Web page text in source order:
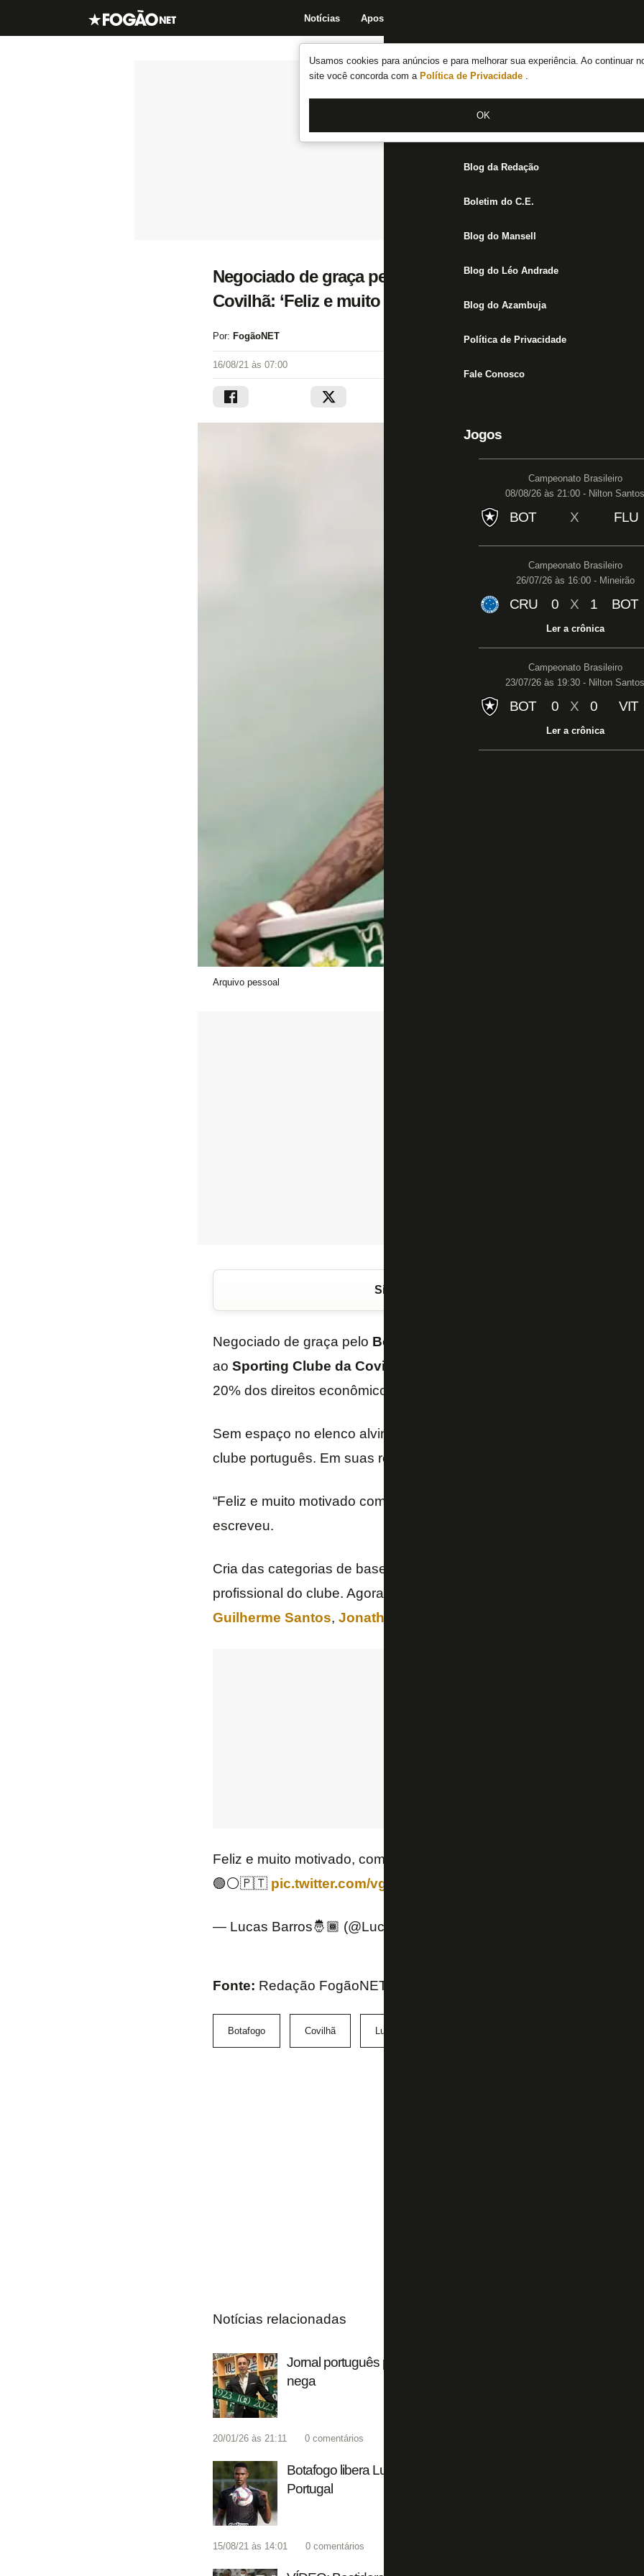
Usamos cookies para anúncios e para melhorar sua experiência. Ao continuar
site você concorda com a Política de Privacidade .
OK
Notícias Apostas
Notícias do Botafogo
Fórum
Jogos
Blog da Redação
Boletim do C.E.
Blog do Mansell
Blog do Léo Andrade
Blog do Azambuja
Política de Privacidade
Fale Conosco
Jogos
Campeonato Brasileiro
08/08/26 às 21:00 - Nilton Santos
BOT X FLU
Campeonato Brasileiro
26/07/26 às 16:00 - Mineirão
CRU 0 X 1 BOT
Ler a crônica
Campeonato Brasileiro
23/07/26 às 19:30 - Nilton Santos
BOT 0 X 0 VIT
Ler a crônica
Negociado de graça pelo Botafogo, Lucas Barros se
Covilhã: ‘Feliz e muito motivado’
Por: FogãoNET
16/08/21 às 07:00
Arquivo pessoal
Siga o FogãoNET
Negociado de graça pelo Botafogo
ao Sporting Clube da Covilhã
20% dos direitos econômicos.
Sem espaço no elenco alvinegro, Lucas Barros assinou contrato de
clube português. Em suas redes sociais, o lateral-esquerdo
“Feliz e muito motivado com esse mais novo desafio. Obrigado por
escreveu.
Cria das categorias de base do Botafogo, Lucas Barros fez apenas
profissional do clube. Agora, o elenco alvinegro tem como opções
Guilherme Santos, Jonathan Silva
Feliz e muito motivado, com esse mais novo desafio. Obrigado por
🟢⚪️🇵🇹 pic.twitter.com/vgpEWrZrw9
— Lucas Barros🤴🏾 (@LucasBarros026)
Fonte: Redação FogãoNET
Botafogo Covilhã Lucas Barros
Notícias relacionadas
Jornal português põe Rui Mota na mira do Botafogo para
nega
20/01/26 às 21:11 0 comentários
Botafogo libera Lucas Barros para assinar com clube da
Portugal
15/08/21 às 14:01 0 comentários